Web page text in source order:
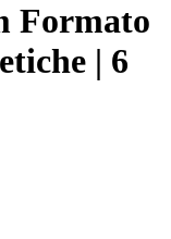
Formato
| 6